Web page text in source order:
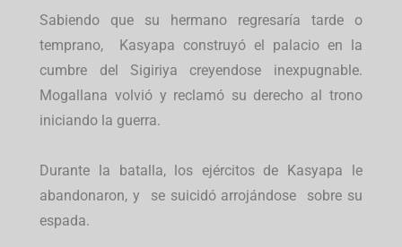
Sabiendo que su hermano regresaría tarde o
temprano, Kasyapa construyó el palacio en la
cumbre del Sigiriya creyendose inexpugnable.
Mogallana volvió y reclamó su derecho al trono
iniciando la guerra.
Durante la batalla, los ejércitos de Kasyapa le
abandonaron, y se suicidó arrojándose sobre su
espada.